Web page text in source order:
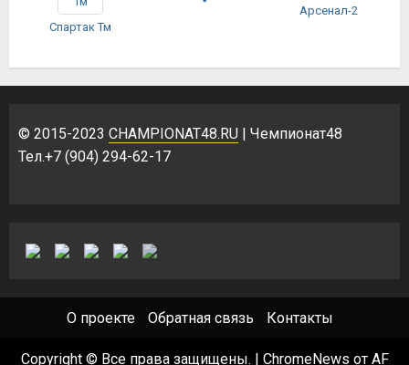
Спартак Тм
Арсенал-2
© 2015-2023 CHAMPIONAT48.RU | Чемпионат48
Тел.+7 (904) 294-62-17
О проекте Обратная связь Контакты
Copyright © Все права защищены. ChromeNews от AF